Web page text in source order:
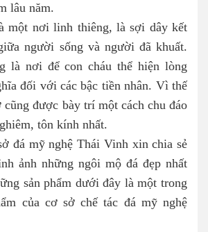
lâu năm.
một nơi linh thiêng, là sợi dây kết
người sống và người đã khuất.
là nơi để con cháu thể hiện lòng
đối với các bậc tiền nhân. Vì thế
cũng được bày trí một cách chu đáo
tôn kính nhất.
đá mỹ nghệ Thái Vinh xin chia sẻ
ảnh những ngôi mộ đá đẹp nhất
sản phẩm dưới đây là một trong
của cơ sở chế tác đá mỹ nghệ